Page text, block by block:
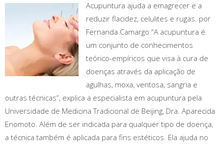
Acupuntura ajuda a emagrecer e a
reduzir flacidez, celulites e rugas. por
Fernanda Camargo “A acupuntura é
um conjunto de conhecimentos
teórico-empíricos que visa à cura de
doenças através da aplicação de
agulhas, moxa, ventosa, sangria e
outras técnicas”, explica a especialista em acupuntura pela
Universidade de Medicina Tradicional de Beijing, Dra. Aparecida
Enomoto. Além de ser indicada para qualquer tipo de doença,
a técnica também é aplicada para fins estéticos. Ela ajuda no